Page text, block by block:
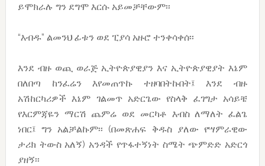
ይሞክራሉ ግን ደግሞ እርሱ አይመቻቸውም፡፡
“እብዱ” ልመንህ ፊቱን ወደ ፒያሳ አዙሮ ተንቀሳቀሰ፡፡
እንደ ብዙ ወጪ ወራጅ ኢትዮጵያዊያን እና ኢትዮጵያዊያት እኔም
በለበጣ ከንፈሬን እየመጠጥኩ ተዘባበትኩበት፤ እንደ ብዙ
አሽከርካሪዎች እኔም ገልመጥ አድርጌው የስላቅ ፈገግታ አሳይቼ
የእርምጃዬን ማርሽ ጨምሬ ወደ መርካቶ እብስ ለማለት ፈልጌ
ነበር፤ ግን አልቻልኩም፡፡ (በመጽሐፍ ቅዱስ ያለው የሣምራዊው
ታሪክ ትውስ አለኝ) አንዳች የጥፋተኝነት ስሜት ጭምድድ አድርጎ
ያዘኝ፡፡